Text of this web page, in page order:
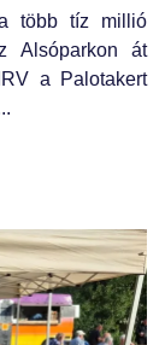
több tíz millió
Alsóparkon át
a Palotakert